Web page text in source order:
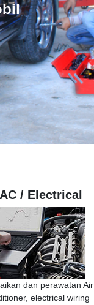
AC / Electrical
dan perawatan Air
electrical wiring